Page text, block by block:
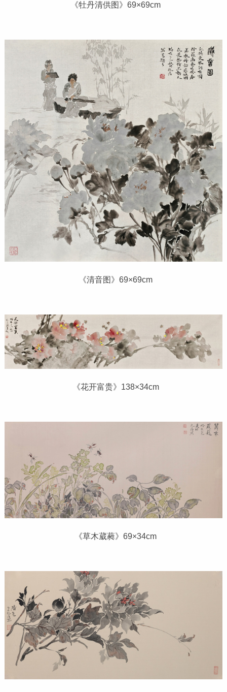
《牡丹清供图》69×69cm
《清音图》69×69cm
《花开富贵》138×34cm
《草木葳蕤》69×34cm